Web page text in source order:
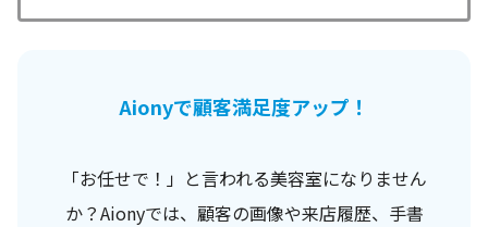
Aionyで顧客満足度アップ！
「お任せで！」と言われる美容室になりません
か？Aionyでは、顧客の画像や来店履歴、手書